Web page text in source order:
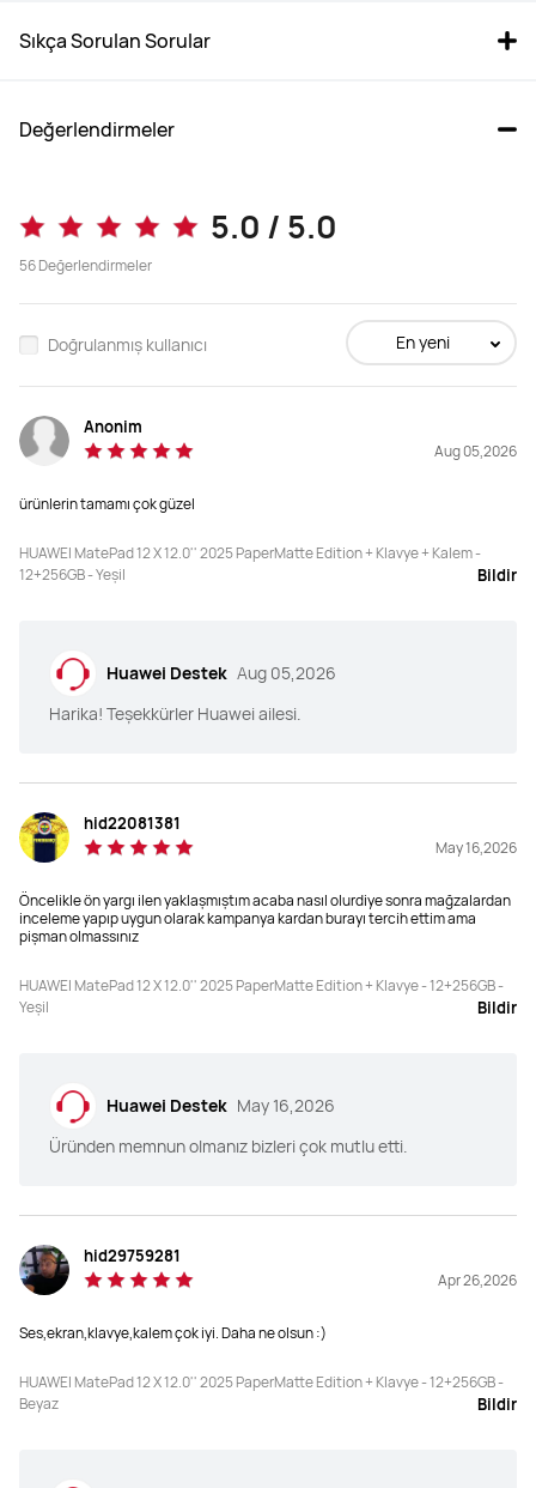
Fiyat beklemede
Satın al
Teknik Özellikler
12 inç Ultra Net HUAWEI PaperMatte
Çözünürlük
2800 × 1840, 280 PPi
16,7 milyon renk
Yenileme Hızı
Ağırlık
RAM:
12 GB
AF)
Ön Kamera: 8 MP (f/2.0 diyafram, FF)
6 Hoparlör
PaperMatte Edition + Klavye
Satın al
Teknik Özellikler
11,5 inç HUAWEI PaperMatte Ekran
16,7 milyon renk
Yenileme Hızı
AF)
4 Hoparlör
Sıkça Sorulan Sorular
Değerlendirmeler
5.0 / 5.0
56Değerlendirmeler
Doğrulanmış kullanıcı En yeni
Anonim
Aug 05,2026
ürünlerin tamamı çok güzel
HUAWEI MatePad 12 X 12.0'' 2025 PaperMatte Edition + Klavye + Kalem -
12+256GB - Yeşil
Bildir
Huawei Destek Aug 05,2026
Harika! Teşekkürler Huawei ailesi.
hid22081381
May 16,2026
Öncelikle ön yargı ilen yaklaşmıştım acaba nasıl olurdiye sonra mağzalardan
inceleme yapıp uygun olarak kampanya kardan burayı tercih ettim ama
pişman olmassınız
HUAWEI MatePad 12 X 12.0'' 2025 PaperMatte Edition + Klavye - 12+256GB -
Yeşil
Bildir
Huawei Destek May 16,2026
Üründen memnun olmanız bizleri çok mutlu etti.
hid29759281
Apr 26,2026
Ses,ekran,klavye,kalem çok iyi. Daha ne olsun :)
HUAWEI MatePad 12 X 12.0'' 2025 PaperMatte Edition + Klavye - 12+256GB -
Beyaz
Bildir